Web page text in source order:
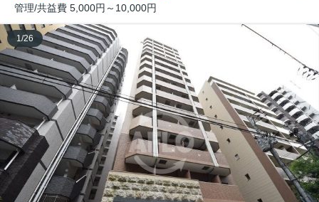
管理/共益費 5,000円～10,000円
1 /26